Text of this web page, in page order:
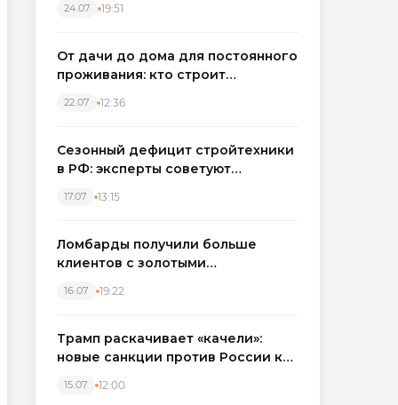
налоговых льгот для инвесторов
24.07 19:51
От дачи до дома для постоянного
проживания: кто строит
Западном регионе
22.07 12:36
Сезонный дефицит стройтехники
в РФ: эксперты советуют
17.07 13:15
Ломбарды получили больше
клиентов с золотыми
вырос на фоне подорожания
16.07 19:22
Трамп раскачивает «качели»:
новые санкции против России как
15.07 12:00